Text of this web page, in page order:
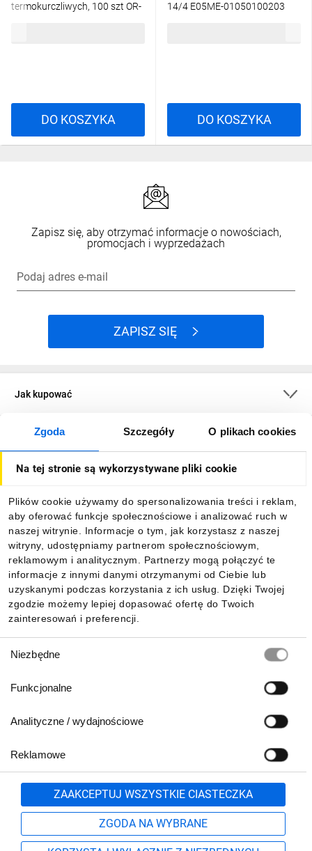
Zgoda Szczegóły O plikach cookies
Na tej stronie są wykorzystywane pliki cookie
Plików cookie używamy do spersonalizowania treści i reklam,
aby oferować funkcje społecznościowe i analizować ruch w
naszej witrynie. Informacje o tym, jak korzystasz z naszej
witryny, udostępniamy partnerom społecznościowym,
reklamowym i analitycznym. Partnerzy mogą połączyć te
informacje z innymi danymi otrzymanymi od Ciebie lub
uzyskanymi podczas korzystania z ich usług. Dzięki Twojej
zgodzie możemy lepiej dopasować ofertę do Twoich
zainteresowań i preferencji.
zgody
Niezbędne
Funkcjonalne
Analityczne / wydajnościowe
Reklamowe
ZAAKCEPTUJ WSZYSTKIE CIASTECZKA
ZGODA NA WYBRANE
termokurczliwych, 100 szt OR-
DO KOSZYKA
14/4 E05ME-01050100203
DO KOSZYKA
Zapisz się, aby otrzymać informacje o nowościach,
promocjach i wyprzedażach
Podaj adres e-mail
ZAPISZ SIĘ
Jak kupować
O firmie
Informacje
Pobierz naszą aplikację mobilną:
801 500 700 lub
71 37 61 600
Formularz kontaktowy